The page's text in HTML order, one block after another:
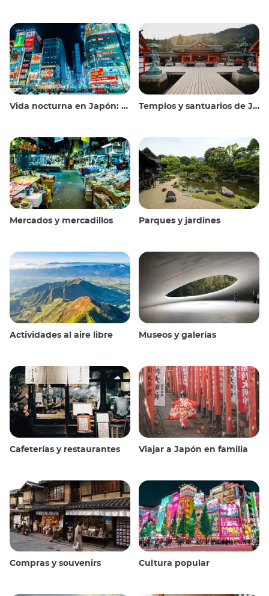
Vida nocturna en Japón: salir, ver y beber Templos y santuarios de Japón
Mercados y mercadillos Parques y jardines
Actividades al aire libre Museos y galerías
Cafeterías y restaurantes Viajar a Japón en familia
Compras y souvenirs Cultura popular